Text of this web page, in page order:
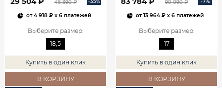
45 390 ₽
от4 918 ₽x 6 платежей
Выберите размер:
18,5
Купить в один клик
В КОРЗИНУ
90 090 ₽
от13 964 ₽x 6 платежей
Выберите размер:
17
Купить в один клик
В КОРЗИНУ